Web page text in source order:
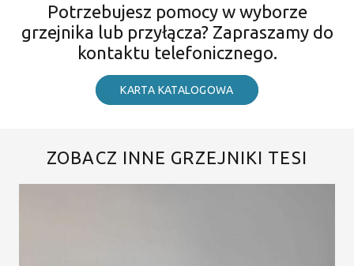
Potrzebujesz pomocy w wyborze
grzejnika lub przyłącza? Zapraszamy do
kontaktu telefonicznego.
KARTA KATALOGOWA
ZOBACZ INNE GRZEJNIKI TESI